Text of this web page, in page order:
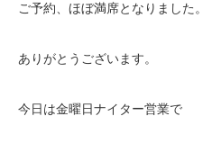
ご予約、ほぼ満席となりました。
ありがとうございます。
今日は金曜日ナイター営業で